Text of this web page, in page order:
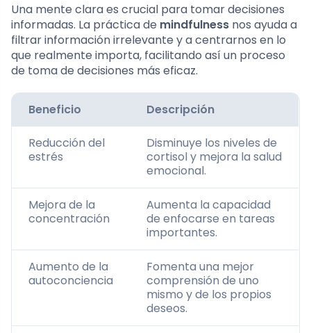
Una mente clara es crucial para tomar decisiones
informadas. La práctica de mindfulness nos ayuda a
filtrar información irrelevante y a centrarnos en lo
que realmente importa, facilitando así un proceso
de toma de decisiones más eficaz.
Beneficio Descripción
Reducción del
estrés
Disminuye los niveles de
cortisol y mejora la salud
emocional.
Mejora de la
concentración
Aumenta la capacidad
de enfocarse en tareas
importantes.
Aumento de la
autoconciencia
Fomenta una mejor
comprensión de uno
mismo y de los propios
deseos.